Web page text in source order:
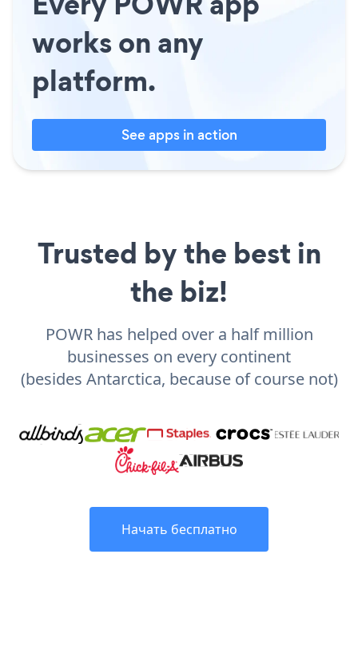
works on any
platform.
See apps in action
Trusted by the best in
the biz!
POWR has helped over a half million
businesses on every continent
(besides Antarctica, because of course not)
Начать бесплатно